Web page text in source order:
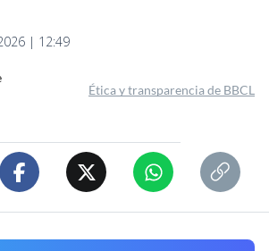
| 12:49
Ética y transparencia de BBCL